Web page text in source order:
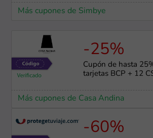
Más cupones de Simbye
-25%
Cupón de hasta
tarjetas BCP + 12
Más cupones de Casa Andina
-60%